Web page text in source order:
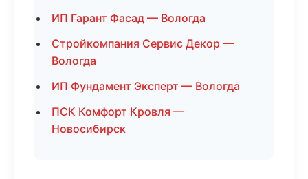
ИП Гарант Фасад — Вологда
Стройкомпания Сервис Декор —
Вологда
ИП Фундамент Эксперт — Вологда
ПСК Комфорт Кровля —
Новосибирск